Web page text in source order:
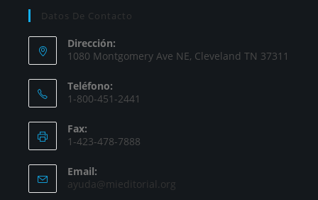
Datos De Contacto
Dirección:
1080 Montgomery Ave NE, Cleveland TN 37311
Teléfono:
1-800-451-2441
Fax:
1-423-478-7888
Email:
ayuda@mieditorial.org